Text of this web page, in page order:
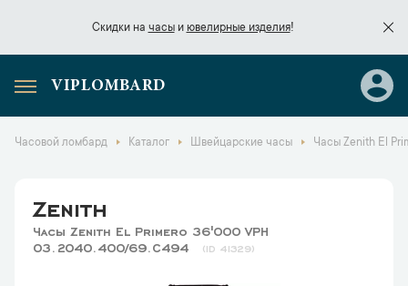
Скидки на часыи ювелирные изделия!
Скидки начасы
VIPLOMBARD
Часовой ломбард Каталог Швейцарские часы Часы Zenith El
Zenith
Часы Zenith El Primero 36'000 VPH
03.2040.400/69.C494
41329